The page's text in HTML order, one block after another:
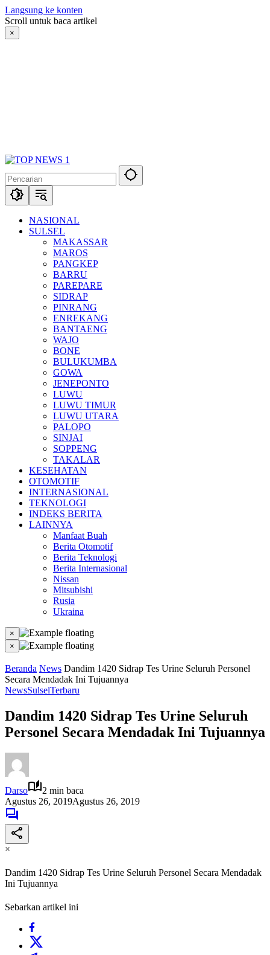
Langsung ke konten
Scroll untuk baca artikel
×
NASIONAL
SULSEL
MAKASSAR
MAROS
PANGKEP
BARRU
PAREPARE
SIDRAP
PINRANG
ENREKANG
BANTAENG
WAJO
BONE
BULUKUMBA
GOWA
JENEPONTO
LUWU
LUWU TIMUR
LUWU UTARA
PALOPO
SINJAI
SOPPENG
TAKALAR
KESEHATAN
OTOMOTIF
INTERNASIONAL
TEKNOLOGI
INDEKS BERITA
LAINNYA
Manfaat Buah
Berita Otomotif
Berita Teknologi
Berita Internasional
Nissan
Mitsubishi
Rusia
Ukraina
×
×
Beranda News Dandim 1420 Sidrap Tes Urine Seluruh Personel
Secara Mendadak Ini Tujuannya
NewsSulselTerbaru
Dandim 1420 Sidrap Tes Urine Seluruh
Personel Secara Mendadak Ini Tujuannya
Darso
2 min baca
Agustus 26, 2019Agustus 26, 2019
×
Dandim 1420 Sidrap Tes Urine Seluruh Personel Secara Mendadak
Ini Tujuannya
Sebarkan artikel ini